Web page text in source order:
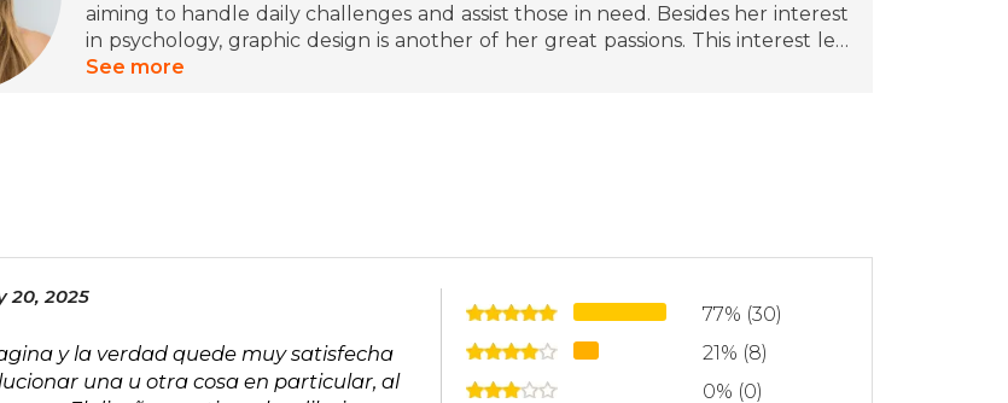
aiming to handle daily challenges and assist those in need. Besides her interest
in psychology, graphic design is another of her great passions. This interest led
her to create the account @nacidramatica, where she shares psychological
See more
20, 2025
y la verdad quede muy satisfecha
una u otra cosa en particular, al
77% (30)
21% (8)
0% (0)